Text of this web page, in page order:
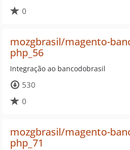
0
mozgbrasil/magento-
php_56
Integração ao bancodobrasil
530
0
mozgbrasil/magento-
php_71